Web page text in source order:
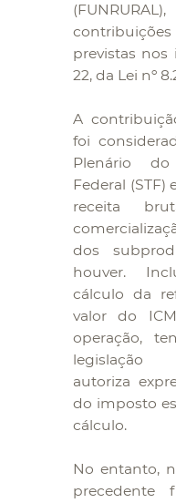
previstas
22, da Lei nº
A
foi
Plenário
Federal (STF)
receita
dos
houver.
cálculo da
valor do
operação,
legislação
autoriza
do imposto
cálculo.
No entanto,
precedente